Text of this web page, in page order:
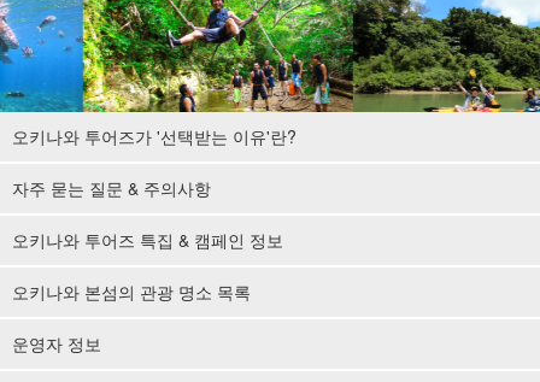
오키나와 투어즈가 '선택받는 이유'란?
자주 묻는 질문 & 주의사항
오키나와 투어즈 특집 & 캠페인 정보
오키나와 본섬의 관광 명소 목록
운영자 정보